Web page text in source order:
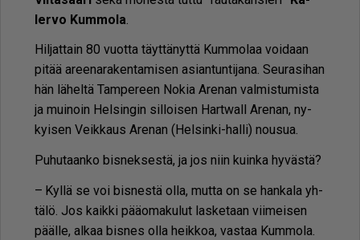
ler­vo Kum­mo­la
Hil­jat­tain 80 vuot­ta täyt­tä­nyt­tä Kum­mo­laa voi­daan
pi­tää aree­na­ra­ken­ta­mi­sen asi­an­tun­ti­ja­na. Seu­ra­si­han
hän lä­hel­tä Tam­pe­reen No­kia Are­nan val­mis­tu­mis­ta
ja mui­noin Hel­sin­gin sil­loi­sen Hart­wall Are­nan, ny­
kyi­sen Veik­kaus Are­nan (Hel­sin­ki-hal­li) nou­sua.
Pu­hu­taan­ko bis­nek­ses­tä, ja jos niin kuin­ka hy­väs­tä?
– Kyl­lä se voi bis­nes­tä ol­la, mut­ta on se han­ka­la yh­
tä­lö. Jos kaik­ki pää­o­ma­ku­lut las­ke­taan vii­mei­sen
pääl­le, al­kaa bis­nes ol­la heik­koa, vas­taa Kum­mo­la.